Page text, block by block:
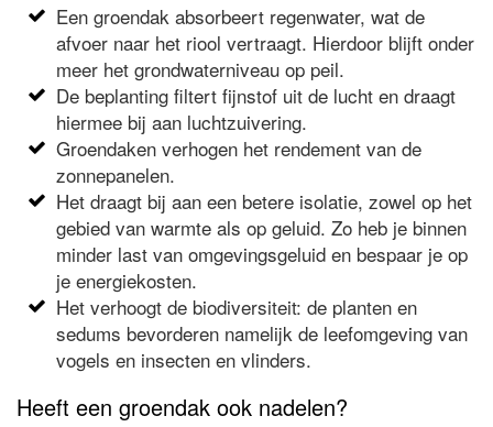
Een groendak absorbeert regenwater, wat de
afvoer naar het riool vertraagt. Hierdoor blijft onder
meer het grondwaterniveau op peil.
De beplanting filtert fijnstof uit de lucht en draagt
hiermee bij aan luchtzuivering.
Groendaken verhogen het rendement van de
zonnepanelen.
Het draagt bij aan een betere isolatie, zowel op het
gebied van warmte als op geluid. Zo heb je binnen
minder last van omgevingsgeluid en bespaar je op
je energiekosten.
Het verhoogt de biodiversiteit: de planten en
sedums bevorderen namelijk de leefomgeving van
vogels en insecten en vlinders.
Heeft een groendak ook nadelen?